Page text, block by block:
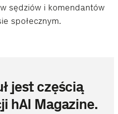
sędziów i komendantów
społecznym.
jest częścią
hAI Magazine.